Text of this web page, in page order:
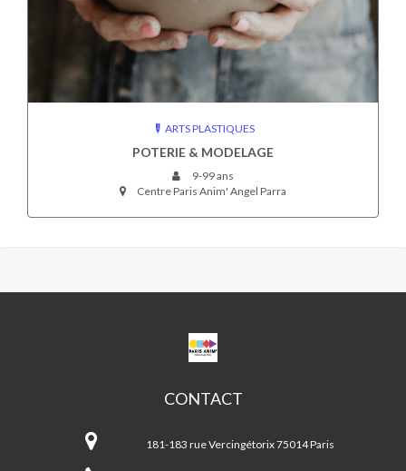
ARTS PLASTIQUES
POTERIE & MODELAGE
9-99 ans
Centre Paris Anim' Angel Parra
CPA
ANGEL
CONTACT
Angel
Parra
181-183 rue Vercingétorix 75014 Paris